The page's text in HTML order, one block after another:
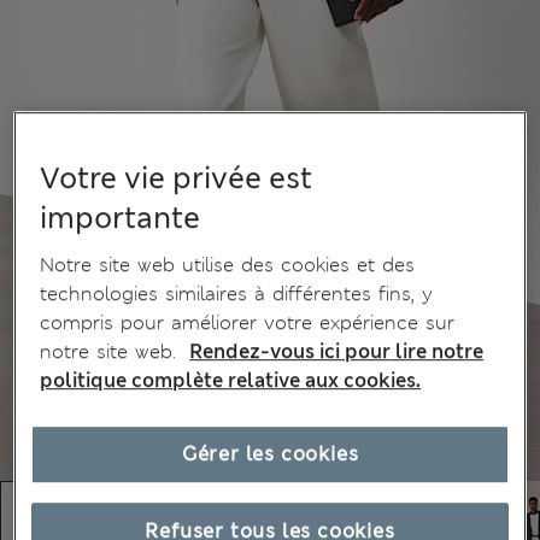
Votre vie privée est
importante
Notre site web utilise des cookies et des
technologies similaires à différentes fins, y
compris pour améliorer votre expérience sur
notre site web.
Rendez-vous ici pour lire notre
politique complète relative aux cookies.
Refuser tous les cookies
Gérer les cookies